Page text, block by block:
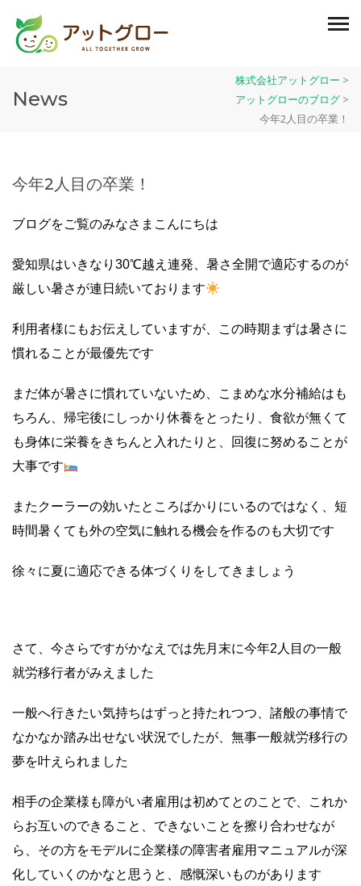
News
株式会社アットグロー >
アットグローのブログ >
今年2人目の卒業！
今年2人目の卒業！
ブログをご覧のみなさまこんにちは
愛知県はいきなり30℃越え連発、暑さ全開で適応するのが
厳しい暑さが連日続いております
利用者様にもお伝えしていますが、この時期まずは暑さに
慣れることが最優先です
まだ体が暑さに慣れていないため、こまめな水分補給はも
ちろん、帰宅後にしっかり休養をとったり、食欲が無くて
も身体に栄養をきちんと入れたりと、回復に努めることが
大事です
またクーラーの効いたところばかりにいるのではなく、短
時間暑くても外の空気に触れる機会を作るのも大切です
徐々に夏に適応できる体づくりをしてきましょう
さて、今さらですがかなえでは先月末に今年2人目の一般
就労移行者がみえました
一般へ行きたい気持ちはずっと持たれつつ、諸般の事情で
なかなか踏み出せない状況でしたが、無事一般就労移行の
夢を叶えられました
相手の企業様も障がい者雇用は初めてとのことで、これか
らお互いのできること、できないことを擦り合わせなが
ら、その方をモデルに企業様の障害者雇用マニュアルが深
化していくのかなと思うと、感慨深いものがあります